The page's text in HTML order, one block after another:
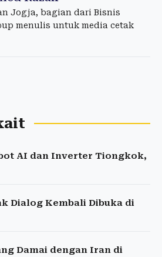
Jogja, bagian dari Bisnis
menulis untuk media cetak
AI dan Inverter Tiongkok,
Dialog Kembali Dibuka di
Damai dengan Iran di